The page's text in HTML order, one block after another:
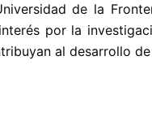
de la
por la
al desarrollo